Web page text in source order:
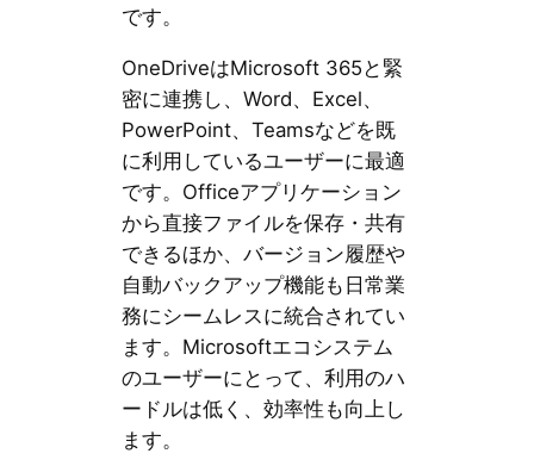
です。
OneDriveはMicrosoft 365と緊
密に連携し、Word、Excel、
PowerPoint、Teamsなどを既
に利用しているユーザーに最適
です。Officeアプリケーション
から直接ファイルを保存・共有
できるほか、バージョン履歴や
自動バックアップ機能も日常業
務にシームレスに統合されてい
ます。Microsoftエコシステム
のユーザーにとって、利用のハ
ードルは低く、効率性も向上し
ます。